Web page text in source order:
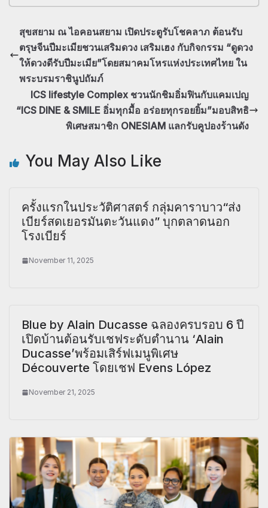
สุขสยาม ณ ไอคอนสยาม เปิดประตูรับโชคลาภ ต้อนรับ
ตรุษจีนปีมะเมียชวนเสริมดวง เสริมเฮง กับกิจกรรม “ดูดวง
ให้ดวงดีรับปีมะเมีย”โดยสมาคมโหรแห่งประเทศไทย ใน
พระบรมราชินูปถัมภ์
ICS lifestyle Complex ชวนนักชิมอิ่มฟินกับแคมเปญ
“ICS DINE & SMILE อิ่มทุกมื้อ อร่อยทุกรอยยิ้ม”มอบสิทธิ
พิเศษสมาชิก ONESIAM แลกรับคูปองร้านดัง
You May Also Like
ครั้งแรกในประวัติศาสตร์ กลุ่มคาราบาว“ส่ง
เบียร์สดเยอรมันตะวันแดง” บุกตลาดนอก
โรงเบียร์
November 11, 2025
Blue by Alain Ducasse ฉลองครบรอบ 6 ปี
เปิดบ้านต้อนรับเชฟระดับตำนาน ‘Alain
Ducasse’พร้อมเสิร์ฟเมนูพิเศษ
Découverte โดยเชฟ Evens López
November 21, 2025